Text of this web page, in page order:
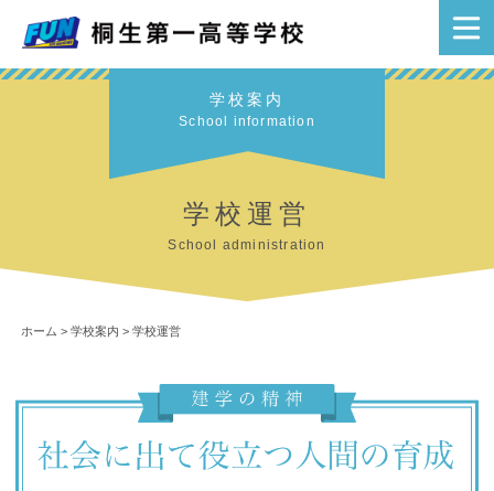
学校案内
School information
学校運営
School administration
ホーム > 学校案内 > 学校運営